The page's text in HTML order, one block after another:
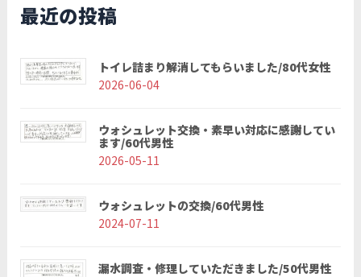
最近の投稿
トイレ詰まり解消してもらいました/80代女性
2026-06-04
ウォシュレット交換・素早い対応に感謝してい
ます/60代男性
2026-05-11
ウォシュレットの交換/60代男性
2024-07-11
漏水調査・修理していただきました/50代男性